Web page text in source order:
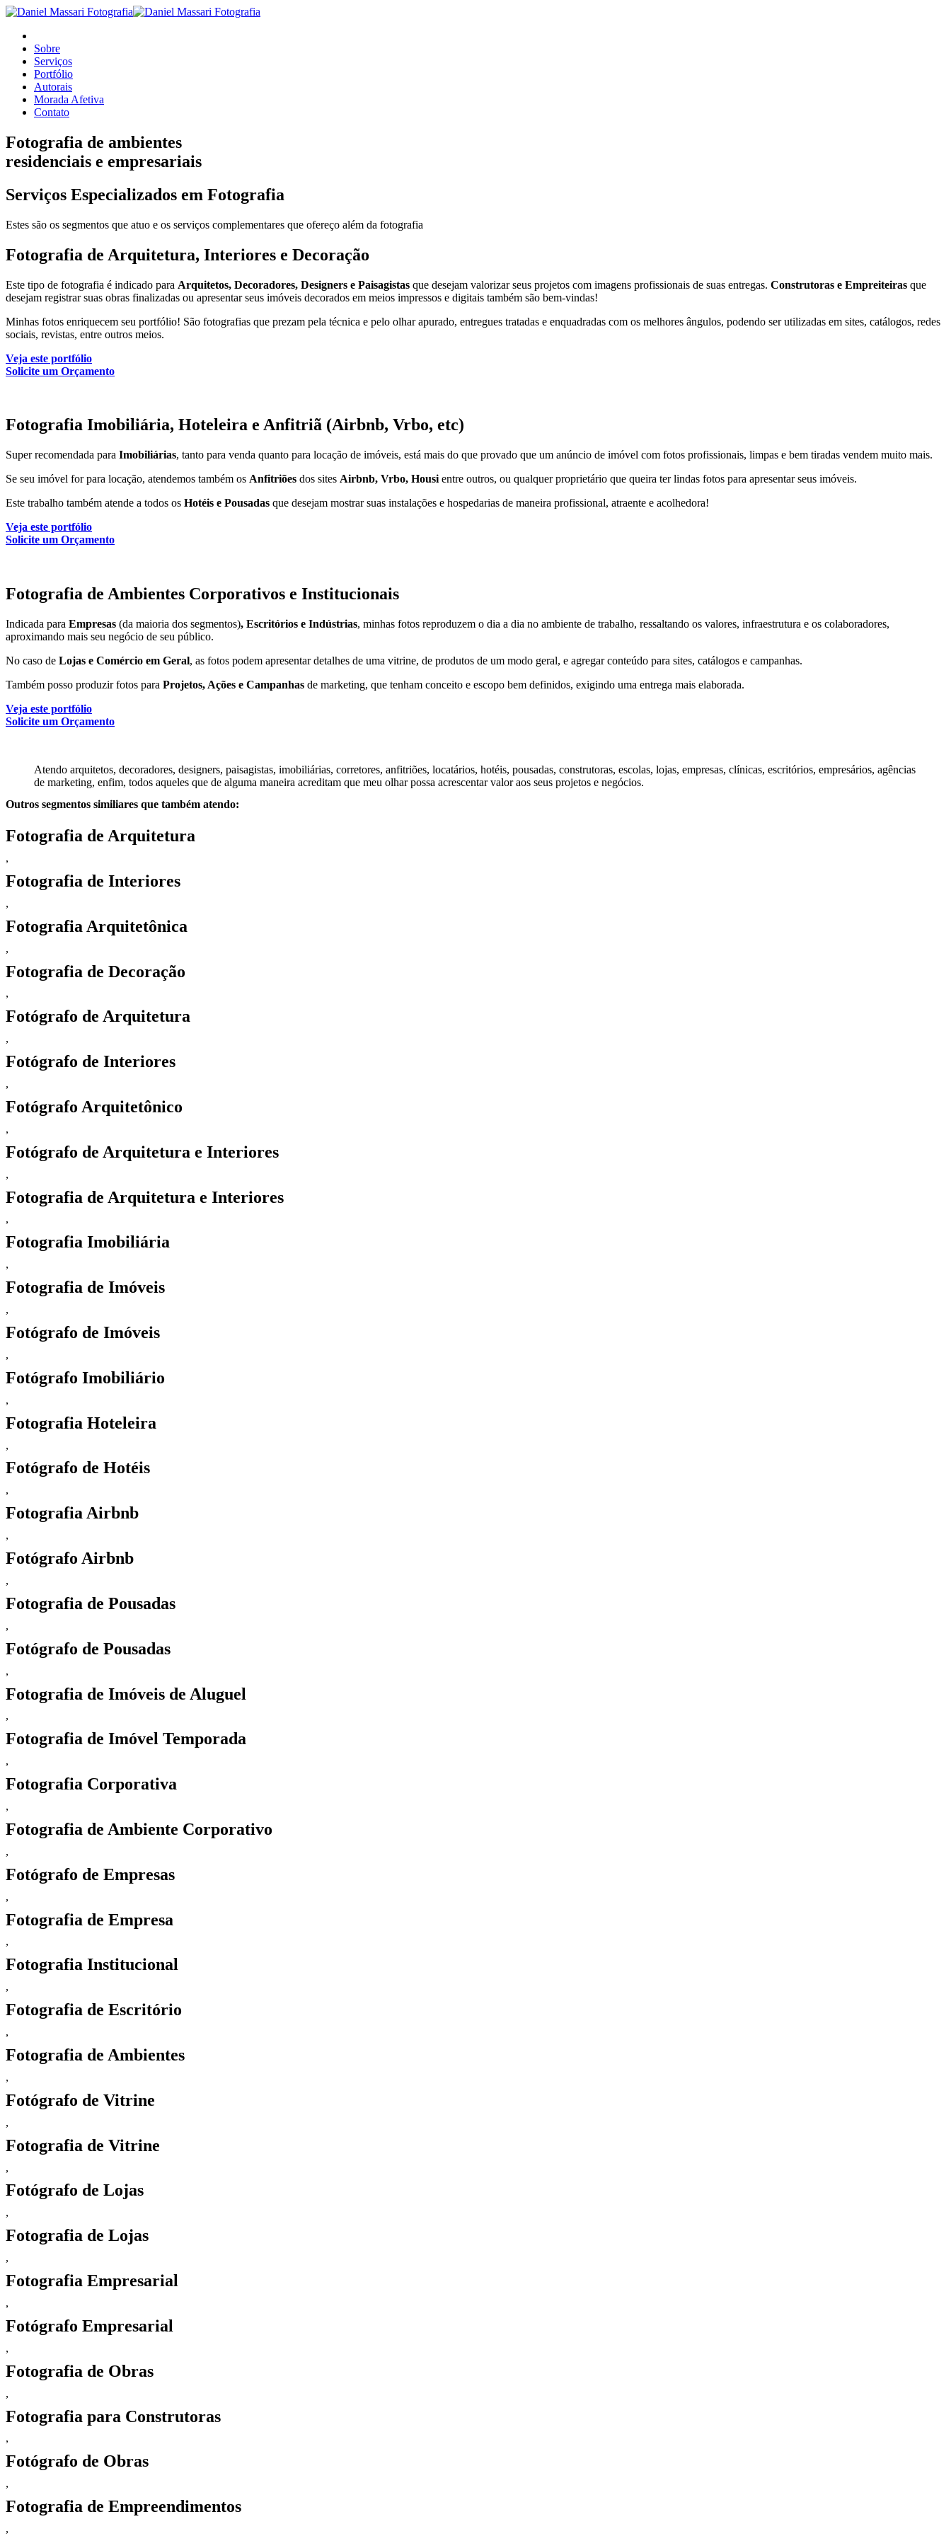
Sobre
Serviços
Portfólio
Autorais
Morada Afetiva
Contato
Fotografia de ambientes
residenciais e empresariais
Serviços Especializados em Fotografia
Estes são os segmentos que atuo e os serviços complementares que ofereço além da fotografia
Fotografia de Arquitetura, Interiores e Decoração
Este tipo de fotografia é indicado para Arquitetos, Decoradores, Designers e Paisagistas que desejam valorizar seus projetos com imagens profissionais de suas entregas. Construtoras e Empreiteiras que
desejam registrar suas obras finalizadas ou apresentar seus imóveis decorados em meios impressos e digitais também são bem-vindas!
Minhas fotos enriquecem seu portfólio! São fotografias que prezam pela técnica e pelo olhar apurado, entregues tratadas e enquadradas com os melhores ângulos, podendo ser utilizadas em sites, catálogos, redes
sociais, revistas, entre outros meios.
Veja este portfólio
Solicite um Orçamento
Fotografia Imobiliária, Hoteleira e Anfitriã (Airbnb, Vrbo, etc)
Super recomendada para Imobiliárias, tanto para venda quanto para locação de imóveis, está mais do que provado que um anúncio de imóvel com fotos profissionais, limpas e bem tiradas vendem muito mais.
Se seu imóvel for para locação, atendemos também os Anfitriões dos sites Airbnb, Vrbo, Housi entre outros, ou qualquer proprietário que queira ter lindas fotos para apresentar seus imóveis.
Este trabalho também atende a todos os Hotéis e Pousadas que desejam mostrar suas instalações e hospedarias de maneira profissional, atraente e acolhedora!
Veja este portfólio
Solicite um Orçamento
Fotografia de Ambientes Corporativos e Institucionais
Indicada para Empresas (da maioria dos segmentos), Escritórios e Indústrias, minhas fotos reproduzem o dia a dia no ambiente de trabalho, ressaltando os valores, infraestrutura e os colaboradores,
aproximando mais seu negócio de seu público.
No caso de Lojas e Comércio em Geral, as fotos podem apresentar detalhes de uma vitrine, de produtos de um modo geral, e agregar conteúdo para sites, catálogos e campanhas.
Também posso produzir fotos para Projetos, Ações e Campanhas de marketing, que tenham conceito e escopo bem definidos, exigindo uma entrega mais elaborada.
Veja este portfólio
Solicite um Orçamento
Atendo arquitetos, decoradores, designers, paisagistas, imobiliárias, corretores, anfitriões, locatários, hotéis, pousadas, construtoras, escolas, lojas, empresas, clínicas, escritórios, empresários, agências
de marketing, enfim, todos aqueles que de alguma maneira acreditam que meu olhar possa acrescentar valor aos seus projetos e negócios.
Outros segmentos similiares que também atendo:
Fotografia de Arquitetura
,
Fotografia de Interiores
,
Fotografia Arquitetônica
,
Fotografia de Decoração
,
Fotógrafo de Arquitetura
,
Fotógrafo de Interiores
,
Fotógrafo Arquitetônico
,
Fotógrafo de Arquitetura e Interiores
,
Fotografia de Arquitetura e Interiores
,
Fotografia Imobiliária
,
Fotografia de Imóveis
,
Fotógrafo de Imóveis
,
Fotógrafo Imobiliário
,
Fotografia Hoteleira
,
Fotógrafo de Hotéis
,
Fotografia Airbnb
,
Fotógrafo Airbnb
,
Fotografia de Pousadas
,
Fotógrafo de Pousadas
,
Fotografia de Imóveis de Aluguel
,
Fotografia de Imóvel Temporada
,
Fotografia Corporativa
,
Fotografia de Ambiente Corporativo
,
Fotógrafo de Empresas
,
Fotografia de Empresa
,
Fotografia Institucional
,
Fotografia de Escritório
,
Fotografia de Ambientes
,
Fotógrafo de Vitrine
,
Fotografia de Vitrine
,
Fotógrafo de Lojas
,
Fotografia de Lojas
,
Fotografia Empresarial
,
Fotógrafo Empresarial
,
Fotografia de Obras
,
Fotografia para Construtoras
,
Fotógrafo de Obras
,
Fotografia de Empreendimentos
,